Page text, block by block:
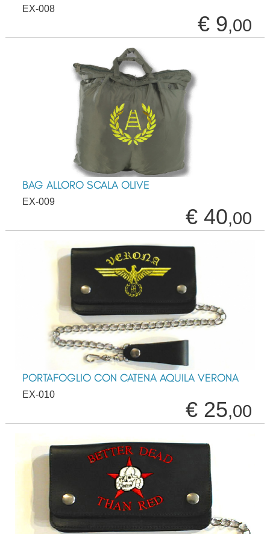
EX-008
€ 9,00
BAG ALLORO SCALA OLIVE
EX-009
€ 40,00
PORTAFOGLIO CON CATENA AQUILA VERONA
EX-010
€ 25,00